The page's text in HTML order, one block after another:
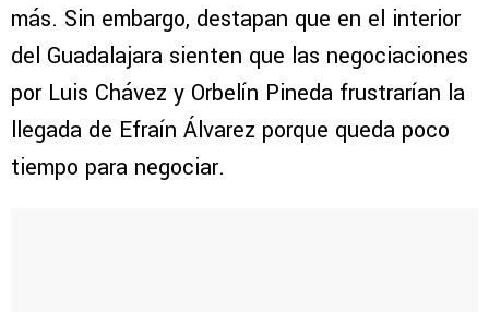
más. Sin embargo, destapan que en el interior
del Guadalajara sienten que las negociaciones
por Luis Chávez y Orbelín Pineda frustrarían la
llegada de Efraín Álvarez porque queda poco
tiempo para negociar.